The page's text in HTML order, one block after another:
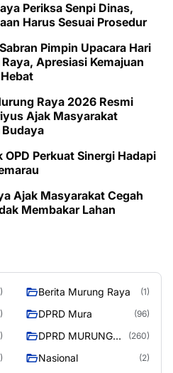
Periksa Senpi Dinas,
Harus Sesuai Prosedur
Pimpin Upacara Hari
Apresiasi Kemajuan
Raya 2026 Resmi
Ajak Masyarakat
Perkuat Sinergi Hadapi
Ajak Masyarakat Cegah
Membakar Lahan
Berita Murung Raya (1)
DPRD Mura (96)
DPRD MURUNG
(260)
Nasional (2)